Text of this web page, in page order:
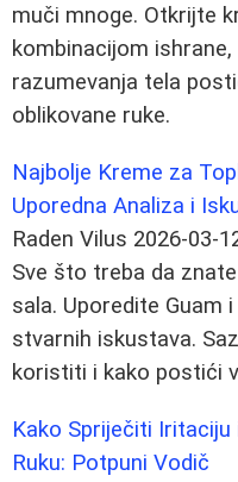
muči mnoge. Otkrijte
kombinacijom
razumevanja tela
oblikovane ruke.
Najbolje Kreme za
Uporedna Analiza i
Raden Vilus 2026-03-
Sve što treba da
sala. Uporedite Guam
stvarnih iskustava.
koristiti i kako postići
Kako Spriječiti Iritaciju
Ruku: Potpuni Vodič